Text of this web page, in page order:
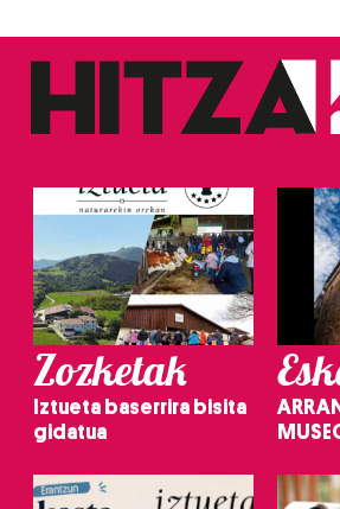
Zozketak
Iztueta baserrira bisita
gidatua